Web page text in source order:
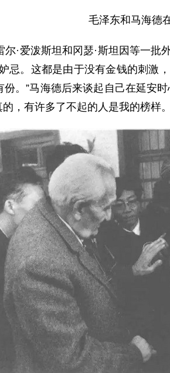
毛泽东和马海德
爱泼斯坦和冈瑟·斯坦因等一批
忌。这都是由于没有金钱的刺激
。”马海德后来谈起自己在延安
，有许多了不起的人是我的榜样